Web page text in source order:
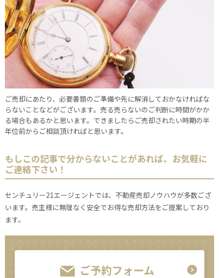
ご売却にあたり、必要書類のご準備や先に解消しておかなければな
らないことなどがございます。売る売らないのご判断に時間がかか
る場合もあるかと思います。できましたらご売却されたい時期の半
年位前からご相談頂ければと思います。
もしこの記事で分からないことがあれば、お気軽に
ご連絡下さい！
センチュリー21エージェントでは、不動産売却ノウハウが多数ござ
います。売主様に無理なく安全でお得な売却方法をご提案しており
ます。
ご予約フォーム